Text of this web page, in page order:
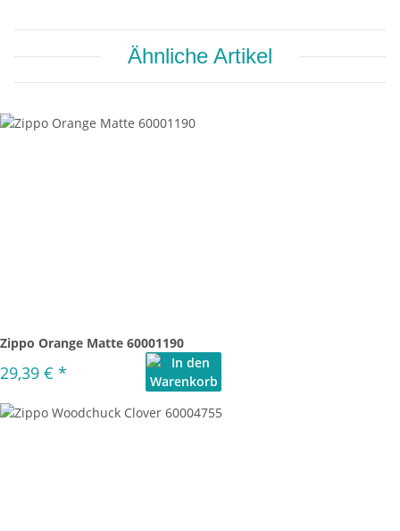
Ähnliche Artikel
Zippo Orange Matte 60001190
29,39 € *